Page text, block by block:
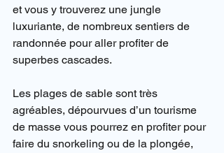
et vous y trouverez une jungle
luxuriante, de nombreux sentiers de
randonnée pour aller profiter de
superbes cascades.
Les plages de sable sont très
agréables, dépourvues d’un tourisme
de masse vous pourrez en profiter pour
faire du snorkeling ou de la plongée,